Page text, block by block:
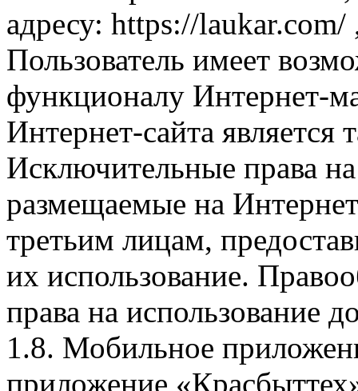
адресу: https://laukar.com/
Пользователь имеет
функционалу Интернет-
Интернет-сайта
Исключительные права
размещаемые на
третьим лицам,
их использование.
права на использование
1.8. Мобильное
приложение